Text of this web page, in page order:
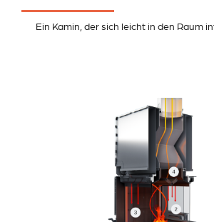
Ein Kamin, der sich leicht in den Raum